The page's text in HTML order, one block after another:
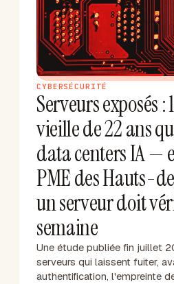
CYBERSÉCURITÉ
Serveurs exposés
vieille de 22 ans
data centers IA —
PME des Hauts-
un serveur doit
semaine
Une étude publiée fin juillet
serveurs qui laissent fuiter,
authentification, l'empreinte